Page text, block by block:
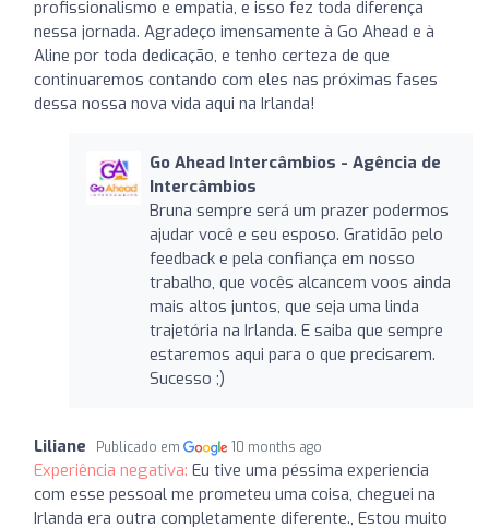
profissionalismo e empatia, e isso fez toda diferença
nessa jornada. Agradeço imensamente à Go Ahead e à
Aline por toda dedicação, e tenho certeza de que
continuaremos contando com eles nas próximas fases
dessa nossa nova vida aqui na Irlanda!
Go Ahead Intercâmbios - Agência de
Intercâmbios
Bruna sempre será um prazer podermos
ajudar você e seu esposo. Gratidão pelo
feedback e pela confiança em nosso
trabalho, que vocês alcancem voos ainda
mais altos juntos, que seja uma linda
trajetória na Irlanda. E saiba que sempre
estaremos aqui para o que precisarem.
Sucesso ;)
Liliane Publicado em 10 months ago
Experiência negativa: Eu tive uma péssima experiencia
com esse pessoal me prometeu uma coisa, cheguei na
Irlanda era outra completamente diferente., Estou muito